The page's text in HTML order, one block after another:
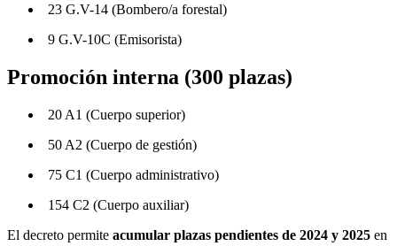
23 G.V-14 (Bombero/a forestal)
9 G.V-10C (Emisorista)
Promoción interna (300 plazas)
20 A1 (Cuerpo superior)
50 A2 (Cuerpo de gestión)
75 C1 (Cuerpo administrativo)
154 C2 (Cuerpo auxiliar)
El decreto permite acumular plazas pendientes de 2024 y 2025 en